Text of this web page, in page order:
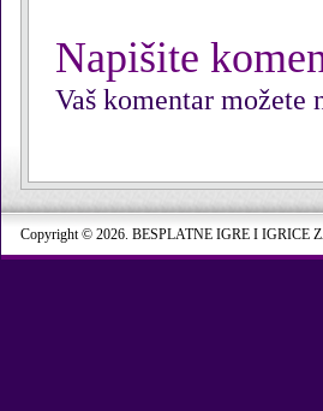
Napišite
Vaš komentar možete
Copyright © 2026. BESPLATNE IGRE I IGRICE